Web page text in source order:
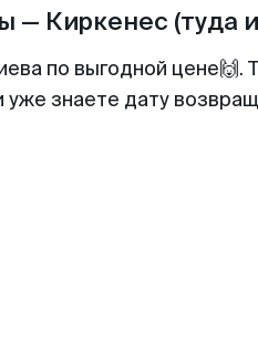
— Киркенеc (туда
по выгодной
уже знаете дату